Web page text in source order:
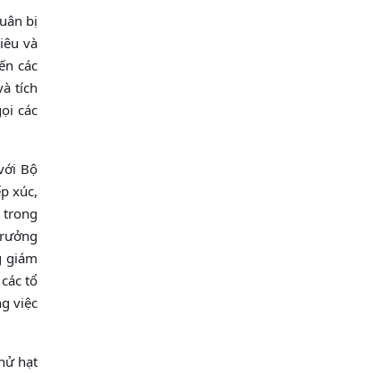
bị
và
các
tích
các
Bộ
xúc,
trong
giám
tổ
việc
hạt